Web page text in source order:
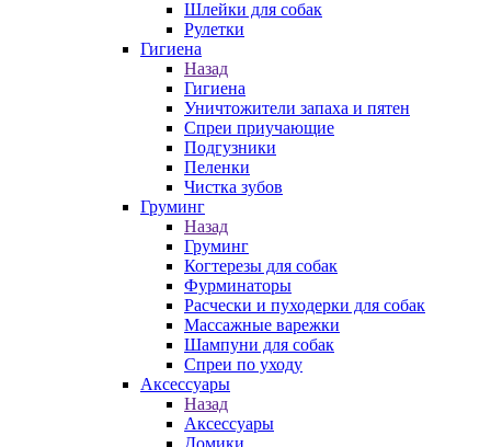
Шлейки для собак
Рулетки
Гигиена
Назад
Гигиена
Уничтожители запаха и пятен
Спреи приучающие
Подгузники
Пеленки
Чистка зубов
Груминг
Назад
Груминг
Когтерезы для собак
Фурминаторы
Расчески и пуходерки для собак
Массажные варежки
Шампуни для собак
Спреи по уходу
Аксессуары
Назад
Аксессуары
Домики